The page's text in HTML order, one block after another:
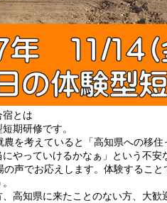
とは
期研修です。
を考えていると「高知県への移住
やっていけるかなぁ」という不安
声でお応えします。体験すること
高知県に来たことのない方、大歓